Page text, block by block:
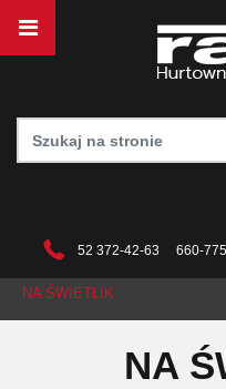
52 372-42-63 660-
NA ŚWIETLIK
NA